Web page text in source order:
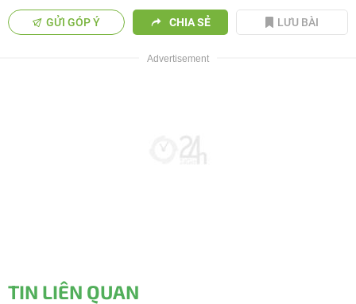
GỬI GÓP Ý CHIA SẺ LƯU BÀI
TIN LIÊN QUAN